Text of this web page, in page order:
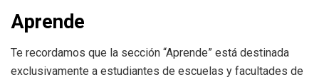
Aprende
Te recordamos que la sección “Aprende” está destinada
exclusivamente a estudiantes de escuelas y facultades de